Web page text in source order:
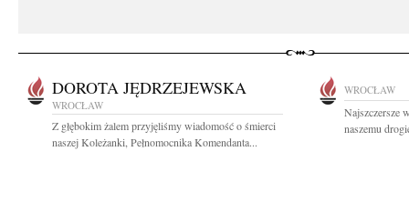
DOROTA JĘDRZEJEWSKA
WROCŁAW
Z głębokim żalem przyjęliśmy wiadomość o śmierci
naszej Koleżanki, Pełnomocnika Komendanta...
WROCŁAW
Najszczersze
naszemu